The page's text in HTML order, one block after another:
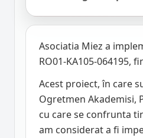
Asociatia Miez a
RO01-KA105-064195,
Acest proiect, în care
Ogretmen Akademisi,
cu care se confrunta
am considerat a fi